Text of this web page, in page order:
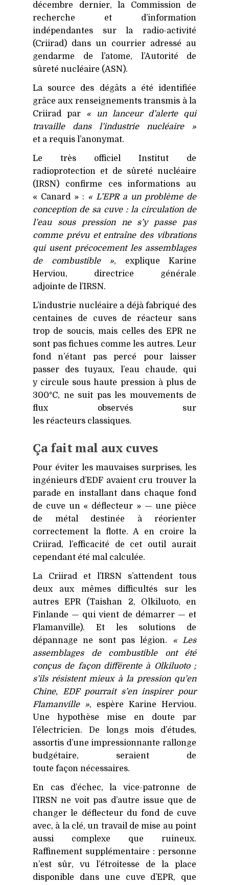
décembre dernier, la Commission de
recherche et d’information
indépendantes sur la radio-activité
(Criirad) dans un courrier adressé au
gendarme de l’atome, l’Autorité de
sûreté nucléaire (ASN).
La source des dégâts a été identifiée
grâce aux renseignements transmis à la
Criirad par « un lanceur d’alerte qui
travaille dans l’industrie nucléaire »
et a requis l’anonymat.
Le très officiel Institut de
radioprotection et de sûreté nucléaire
(IRSN) confirme ces informations au
« Canard » : « L’EPR a un problème de
conception de sa cuve : la circulation de
l’eau sous pression ne s’y passe pas
comme prévu et entraîne des vibrations
qui usent précocement les assemblages
de combustible », explique Karine
Herviou, directrice générale
adjointe de l’IRSN.
L’industrie nucléaire a déjà fabriqué des
centaines de cuves de réacteur sans
trop de soucis, mais celles des EPRne
sont pas fichues comme les autres. Leur
fond n’étant pas percé pour laisser
passer des tuyaux, l’eau chaude, qui
y circule sous haute pression à plus de
300°C, ne suit pas les mouvements de
flux observés sur
les réacteurs classiques.
Ça fait mal aux cuves
Pour éviter les mauvaises surprises, les
ingénieurs d’EDF avaient cru trouver la
parade en installant dans chaque fond
de cuve un « déflecteur » — une pièce
de métal destinée à réorienter
correctement la flotte. A en croire la
Criirad, l’efficacité de cet outil aurait
cependant été mal calculée.
La Criirad et l’IRSN s’attendent tous
deux aux mêmes difficultés sur les
autresEPR (Taishan 2, Olkiluoto, en
Finlande — qui vient de démarrer — et
Flamanville). Et les solutions de
dépannage ne sont pas légion. « Les
assemblages de combustible ont été
conçus de façon diffërente à Olkiluoto ;
s’ils résistent mieux à la pression qu’en
Chine, EDFpourrait s’en inspirer pour
Flamanville », espère Karine Herviou.
Une hypothèse mise en doute par
l’électricien. De longs mois d’études,
assortis d’une impressionnante rallonge
budgétaire, seraient de
toute façon nécessaires.
En cas d’échec, la vice-patronne de
l’IRSN ne voit pas d’autre issue que de
changer le déflecteur du fond de cuve
avec, à la clé, un travail de mise au point
aussi complexe que ruineux.
Raffinement supplémentaire : personne
n’est sûr, vu l’étroitesse de la place
disponible dans une cuve d’EPR, que